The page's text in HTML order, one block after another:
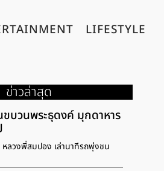
LIFESTYLE
ข่าวล่าสุด
บวนพระธุดงค์ มุกดาหาร
ลวงพี่สมปอง เล่านาทีรถพุ่งชน